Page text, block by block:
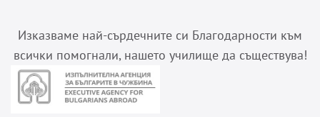
Изказваме най-сърдечните си Благодарности към
всички помогнали, нашето училище да съществува!